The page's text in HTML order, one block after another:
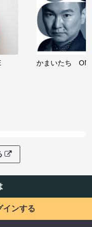
かまいたち
インする